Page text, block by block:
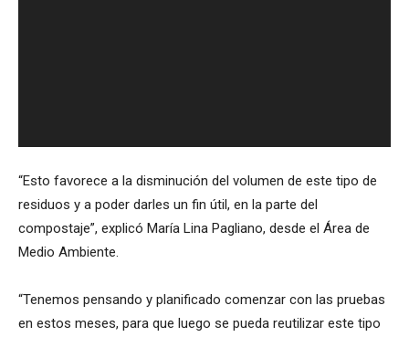
“Esto favorece a la disminución del volumen de este tipo de
residuos y a poder darles un fin útil, en la parte del
compostaje”, explicó María Lina Pagliano, desde el Área de
Medio Ambiente.
“Tenemos pensando y planificado comenzar con las pruebas
en estos meses, para que luego se pueda reutilizar este tipo